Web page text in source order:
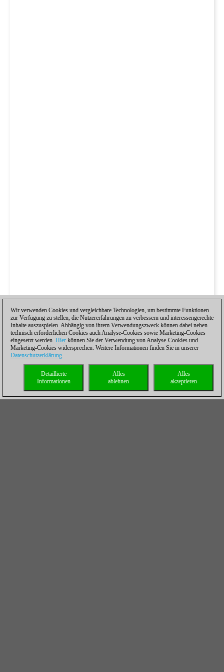
Wir verwenden Cookies und vergleichbare Technologien, um bestimmte Funktionen
zur Verfügung zu stellen, die Nutzererfahrungen zu verbessern und interessengerechte
Inhalte auszuspielen. Abhängig von ihrem Verwendungszweck können dabei neben
technisch erforderlichen Cookies auch Analyse-Cookies sowie Marketing-Cookies
eingesetzt werden. Hier können Sie der Verwendung von Analyse-Cookies und
Marketing-Cookies widersprechen. Weitere Informationen finden Sie in unserer
Datenschutzerklärung.
Alles
akzeptieren
Alles
ablehnen
Detaillierte
Informationen